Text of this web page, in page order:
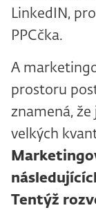
LinkedIN,
PPCčka.
A
prostoru
znamená, že
velkých
Tentýž